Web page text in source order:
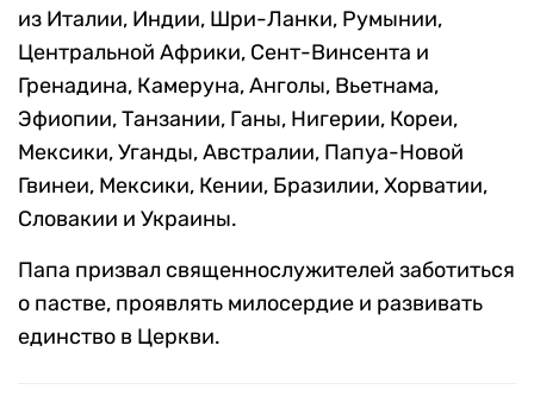
из Италии, Индии, Шри-Ланки, Румынии,
Центральной Африки, Сент-Винсента и
Гренадина, Камеруна, Анголы, Вьетнама,
Эфиопии, Танзании, Ганы, Нигерии, Кореи,
Мексики, Уганды, Австралии, Папуа-Новой
Гвинеи, Мексики, Кении, Бразилии, Хорватии,
Словакии и Украины.
Папа призвал священнослужителей заботиться
о пастве, проявлять милосердие и развивать
единство в Церкви.